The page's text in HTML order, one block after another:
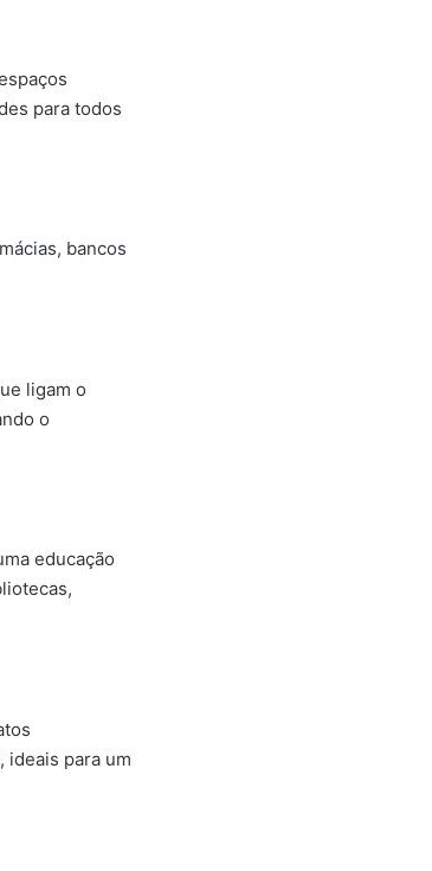
para todos
bancos
ligam o
o
educação
ideais para um